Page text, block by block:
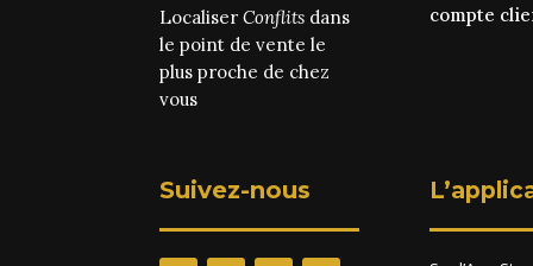
LocaliserConflits dans
le point de vente le
plus proche de chez
vous
compte
Suivez-nous